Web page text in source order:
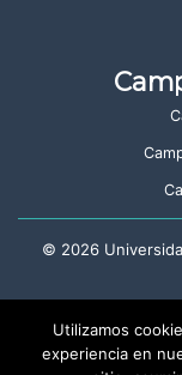
© 2026
Utilizamos
experiencia en